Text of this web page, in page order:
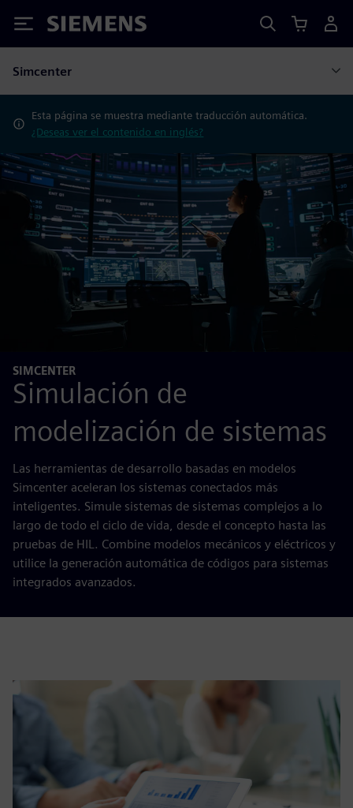
Siemens
Simcenter
Esta página se muestra mediante traducción automática.
¿Deseas ver el contenido en inglés?
SIMCENTER
Simulación de
modelización de sistemas
Las herramientas de desarrollo basadas en modelos
Simcenter aceleran los sistemas conectados más
inteligentes. Simule sistemas de sistemas complejos a lo
largo de todo el ciclo de vida, desde el concepto hasta las
pruebas de HIL. Combine modelos mecánicos y eléctricos y
utilice la generación automática de códigos para sistemas
integrados avanzados.